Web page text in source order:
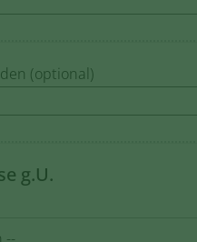
(optional)
g.U.